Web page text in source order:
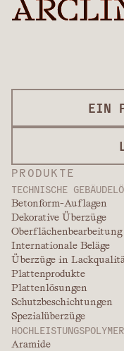
PRODUKTE
TECHNISCHE
Betonform-Auflagen
Dekorative Überzüge
Oberflächenbearbeitung
Internationale Beläge
Überzüge in
Plattenprodukte
Plattenlösungen
Schutzbeschichtungen
Spezialüberzüge
Aramide
EIN